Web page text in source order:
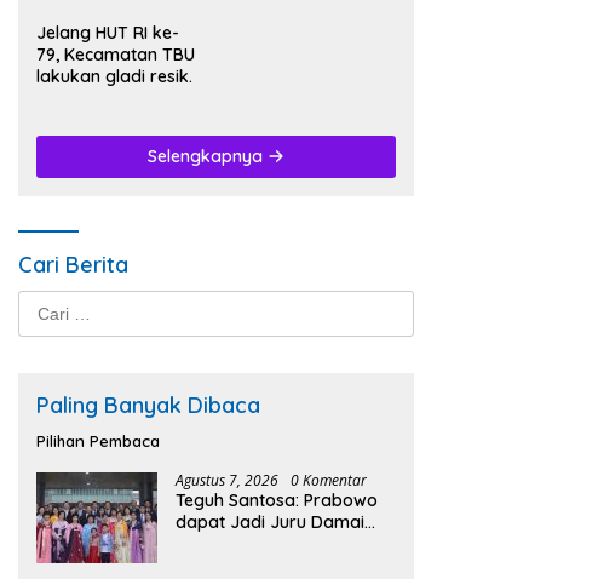
Jelang HUT RI ke-
79, Kecamatan TBU
lakukan gladi resik.
Selengkapnya
Cari Berita
Cari
untuk:
Paling Banyak Dibaca
Pilihan Pembaca
Agustus 7, 2026 0 Komentar
Teguh Santosa: Prabowo
dapat Jadi Juru Damai